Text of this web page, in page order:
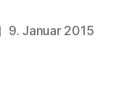
9. Januar 2015